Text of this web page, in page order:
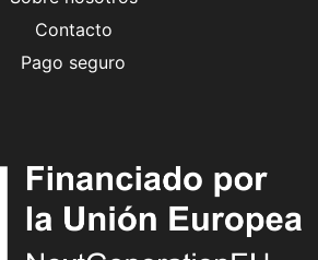
Contacto
Pago seguro